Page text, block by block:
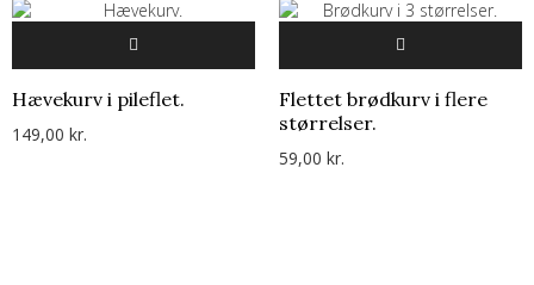
Hævekurv i pileflet.
149,00 kr.
Flettet brødkurv i flere
størrelser.
59,00 kr.